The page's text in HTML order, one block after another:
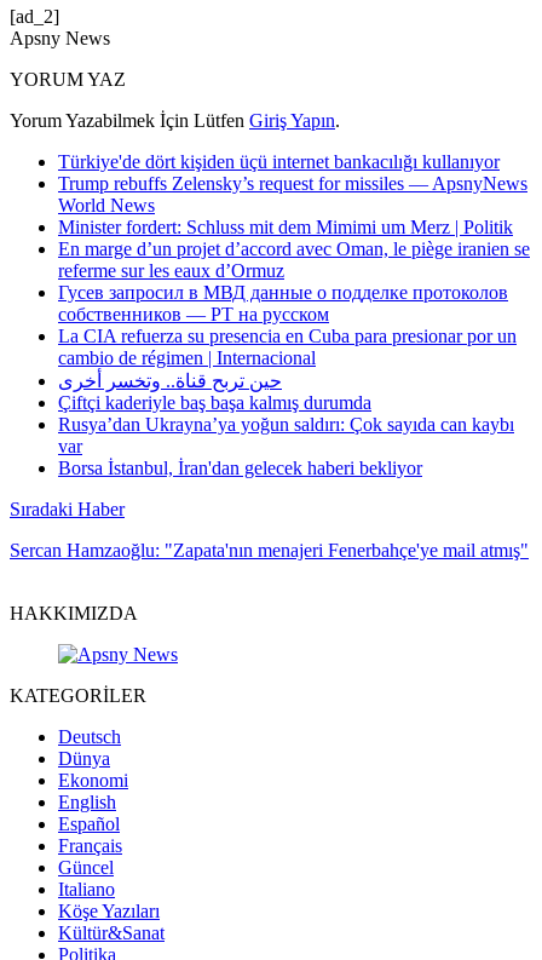
[ad_2]
Apsny News
YORUM YAZ
Yorum Yazabilmek İçin Lütfen Giriş Yapın.
Türkiye'de dört kişiden üçü internet bankacılığı kullanıyor
Trump rebuffs Zelensky’s request for missiles — ApsnyNews
World News
Minister fordert: Schluss mit dem Mimimi um Merz | Politik
En marge d’un projet d’accord avec Oman, le piège iranien se
referme sur les eaux d’Ormuz
Гусев запросил в МВД данные о подделке протоколов
собственников — РТ на русском
La CIA refuerza su presencia en Cuba para presionar por un
cambio de régimen | Internacional
حين تربح قناة.. وتخسر أخرى
Çiftçi kaderiyle baş başa kalmış durumda
Rusya’dan Ukrayna’ya yoğun saldırı: Çok sayıda can kaybı
var
Borsa İstanbul, İran'dan gelecek haberi bekliyor
Sıradaki Haber
Sercan Hamzaoğlu: "Zapata'nın menajeri Fenerbahçe'ye mail atmış"
HAKKIMIZDA
KATEGORİLER
Deutsch
Dünya
Ekonomi
English
Español
Français
Güncel
Italiano
Köşe Yazıları
Kültür&Sanat
Politika